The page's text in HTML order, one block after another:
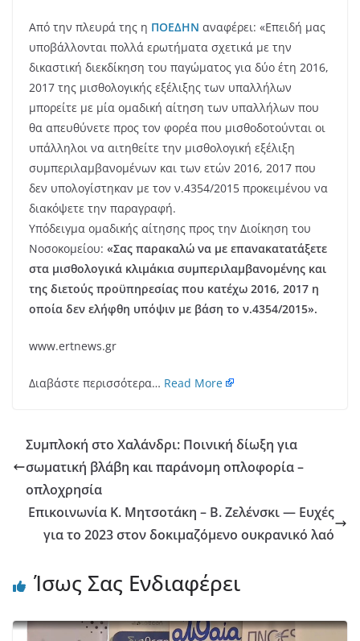
Aπό την πλευρά της η ΠΟΕΔΗΝ αναφέρει: «Επειδή μας
υποβάλλονται πολλά ερωτήματα σχετικά με την
δικαστική διεκδίκηση του παγώματος για δύο έτη 2016,
2017 της μισθολογικής εξέλιξης των υπαλλήλων
μπορείτε με μία ομαδική αίτηση των υπαλλήλων που
θα απευθύνετε προς τον φορέα που μισθοδοτούνται οι
υπάλληλοι να αιτηθείτε την μισθολογική εξέλιξη
συμπεριλαμβανομένων και των ετών 2016, 2017 που
δεν υπολογίστηκαν με τον ν.4354/2015 προκειμένου να
διακόψετε την παραγραφή.
Υπόδειγμα ομαδικής αίτησης προς την Διοίκηση του
Νοσοκομείου: «Σας παρακαλώ να με επανακατατάξετε
στα μισθολογικά κλιμάκια συμπεριλαμβανομένης και
της διετούς προϋπηρεσίας που κατέχω 2016, 2017 η
οποία δεν ελήφθη υπόψιν με βάση το ν.4354/2015».
www.ertnews.gr
Διαβάστε περισσότερα… Read More
Συμπλοκή στο Χαλάνδρι: Ποινική δίωξη για
σωματική βλάβη και παράνομη οπλοφορία –
οπλοχρησία
Eπικοινωνία Κ. Μητσοτάκη – Β. Ζελένσκι ― Eυχές
για το 2023 στον δοκιμαζόμενο ουκρανικό λαό
Ίσως Σας Ενδιαφέρει